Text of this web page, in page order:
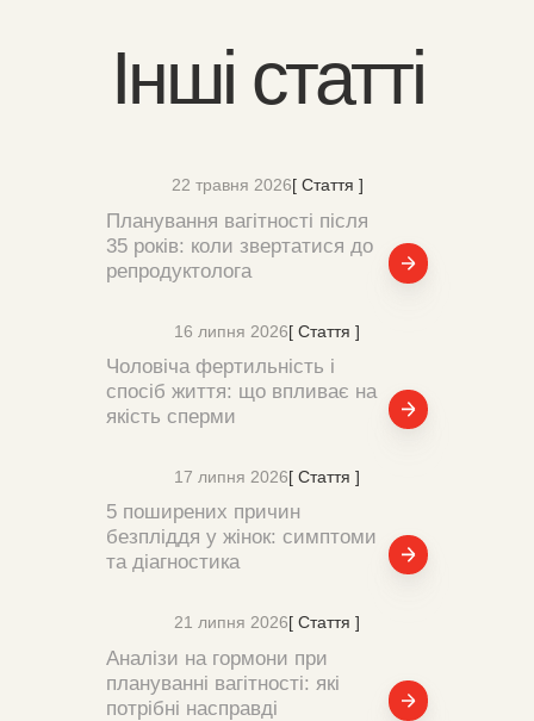
Інші статті
22 травня 2026 [ Стаття ]
Планування вагітності після
35 років: коли звертатися до
репродуктолога
16 липня 2026 [ Стаття ]
Чоловіча фертильність і
спосіб життя: що впливає на
якість сперми
17 липня 2026 [ Стаття ]
5 поширених причин
безпліддя у жінок: симптоми
та діагностика
21 липня 2026 [ Стаття ]
Аналізи на гормони при
плануванні вагітності: які
потрібні насправді